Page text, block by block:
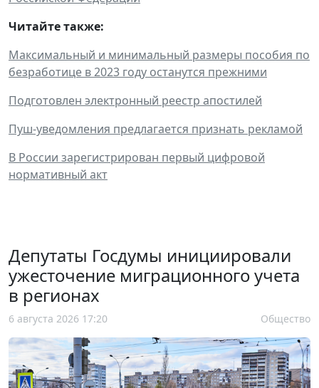
Читайте также:
Максимальный и минимальный размеры пособия по
безработице в 2023 году останутся прежними
Подготовлен электронный реестр апостилей
Пуш-уведомления предлагается признать рекламой
В России зарегистрирован первый цифровой
нормативный акт
Депутаты Госдумы инициировали
ужесточение миграционного учета
в регионах
6 августа 2026 17:20 Общество